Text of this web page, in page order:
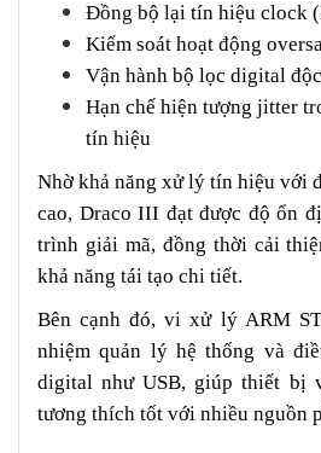
Đồng bộ lại tín hiệu clock
Kiểm soát hoạt động
Vận hành bộ lọc digital
Hạn chế hiện tượng jitter
tín hiệu
Nhờ khả năng xử lý tín hiệu với
cao, Draco III đạt được độ ổn
trình giải mã, đồng thời cải
khả năng tái tạo chi tiết.
Bên cạnh đó, vi xử lý ARM
nhiệm quản lý hệ thống và
digital như USB, giúp thiết bị
tương thích tốt với nhiều nguồn